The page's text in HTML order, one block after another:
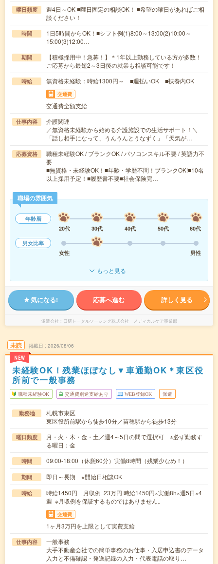
曜日頻度
週4日～OK ■曜日固定の相談OK！ ■希望の曜日があればご相
談ください！
時間
1日5時間からOK！■シフト例(1)8:00～13:00(2)10:00～
15:00(3)12:00…
期間
【積極採用中！急募！】＊1年以上勤務している方が多数！
ご応募から最短2～3日後の就業も相談可能です！
時給 無資格未経験：時給1300円～ ■週払いOK ■扶養内OK
交通費
交通費全額支給
仕事内容
介護関連
／無資格未経験から始める介護施設での生活サポート！＼
「話し相手になって、うんうんとうなずく」「天気が…
応募資格
職種未経験OK / ブランクOK / パソコンスキル不要 / 英語力不
要
■無資格・未経験OK！■年齢・学歴不問！ブランクOK!■10名
以上採用予定！■履歴書不要■社会保険完…
職場の雰囲気
年齢層
20代
30代 40代 50代
60代
男女比率
女性
男性
もっと見る
気になる! 応募へ進む 詳しく見る
派遣会社 日研トータルソーシング株式会社 メディカルケア事業部
未読
NEW
掲載日 2026/08/06
未経験OK！残業ほぼなし▼車通勤OK＊東区役
所前で一般事務
職種未経験OK 交通費別途支給あり WEB登録OK 派遣
勤務地
札幌市東区
東区役所前駅から徒歩10分／苗穂駅から徒歩13分
曜日頻度
月・火・木・金・土／週4～5日の間で選択可 ※必ず勤務す
る曜日：金
時間 09:00-18:00（休憩60分）実働8時間（残業少なめ！）
期間 即日～長期 ※開始日相談OK
時給
時給1450円 月収例 23万円 時給1450円×実働8h×週5日×4
週 ※月収例を保証するものではありません。
交通費
1ヶ月3万円を上限として実費支給
仕事内容
一般事務
大手不動産会社での簡単事務のお仕事・入居申込書のデータ
入力と不備確認・発送記録の入力・代表電話の取り…